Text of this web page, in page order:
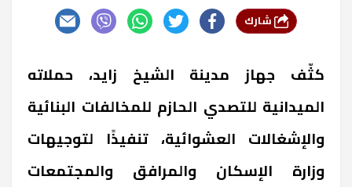
كثّف جهاز مدينة الشيخ زايد، حملاته
الميدانية للتصدي الحازم للمخالفات البنائية
والإشغالات العشوائية، تنفيذًا لتوجيهات
وزارة الإسكان والمرافق والمجتمعات